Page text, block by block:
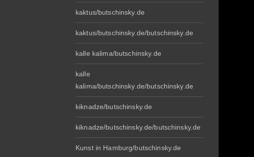
kaktus/butschinsky.de
kaktus/butschinsky.de/butschinsky.de
kalle kalima/butschinsky.de
kalle
kalima/butschinsky.de/butschinsky.de
kiknadze/butschinsky.de
kiknadze/butschinsky.de/butschinsky.de
Kunst in Hamburg/butschinsky.de